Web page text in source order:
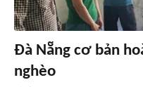
Đà Nẵng cơ bản
nghèo